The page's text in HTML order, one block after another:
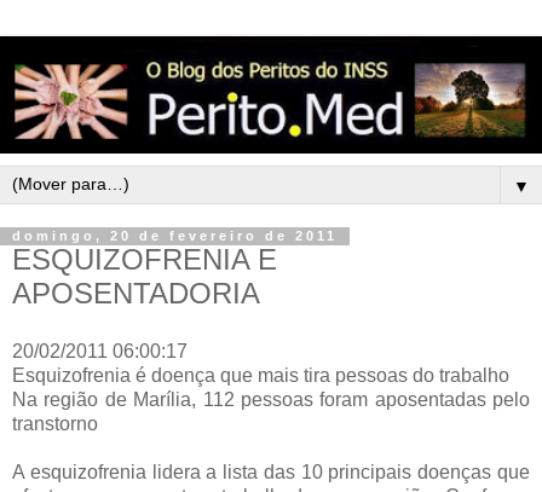
▼
domingo, 20 de fevereiro de 2011
ESQUIZOFRENIA E
APOSENTADORIA
20/02/2011 06:00:17
Esquizofrenia é doença que mais tira pessoas do trabalho
Na região de Marília, 112 pessoas foram aposentadas pelo
transtorno
A esquizofrenia lidera a lista das 10 principais doenças que